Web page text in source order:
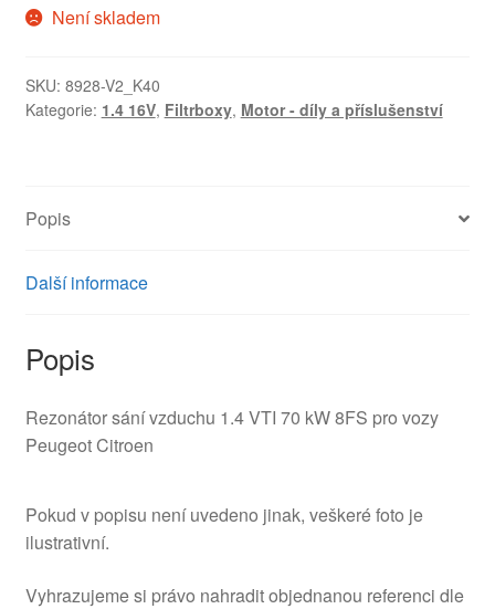
Není skladem
SKU: 8928-V2_K40
Kategorie: 1.4 16V, Filtrboxy, Motor - díly a příslušenství
Popis
Další informace
Popis
Rezonátor sání vzduchu 1.4 VTI 70 kW 8FS pro vozy
Peugeot Citroen
Pokud v popisu není uvedeno jinak, veškeré foto je
ilustrativní.
Vyhrazujeme si právo nahradit objednanou referenci dle